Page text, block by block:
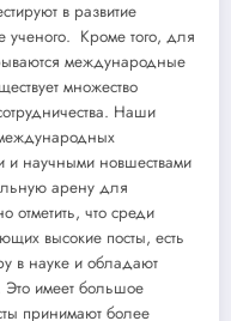
в развитие
ученого. Кроме того, для
международные
множество
Наши
и научными новшествами
арену для
отметить, что среди
высокие посты, есть
в науке и обладают
имеет большое
принимают более